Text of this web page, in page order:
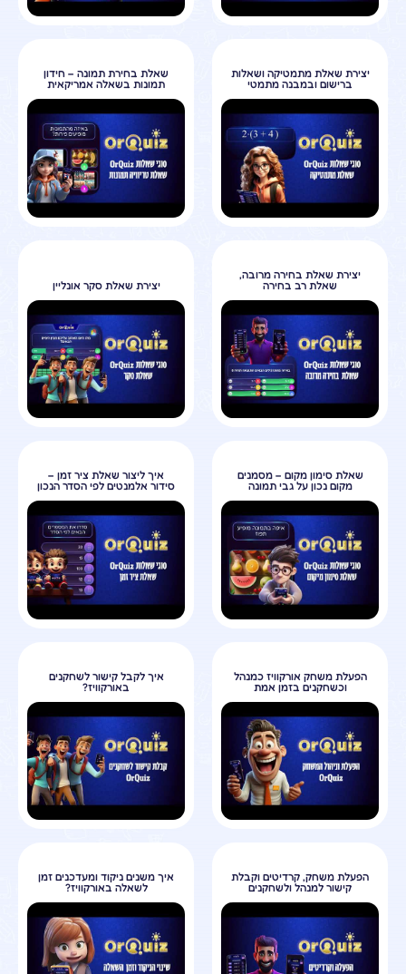
יצירת שאלת מתמטיקה ושאלות
ברישום ובמבנה מתמטי
שאלת בחירת תמונה – חידון
תמונות בשאלה אמריקאית
יצירת שאלת בחירה מרובה,
שאלת רב בחירה
יצירת שאלת סקר אונליין
שאלת סימון מקום – מסמנים
מקום נכון על גבי תמונה
איך ליצור שאלת ציר זמן –
סידור אלמנטים לפי הסדר הנכון
הפעלת משחק אורקוויז כמנהל
וכשחקנים בזמן אמת
איך לקבל קישור לשחקנים
באורקוויז?
הפעלת משחק, קרדיטים וקבלת
קישור למנהל ולשחקנים
איך משנים ניקוד ומעדכנים זמן
לשאלה באורקוויז?